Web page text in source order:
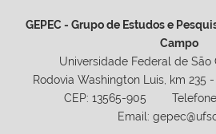
GEPEC - Grupo de Estudos e
Campo
Universidade Federal de São
Rodovia Washington Luis, km 235
CEP: 13565-905 Telefone:
Email: